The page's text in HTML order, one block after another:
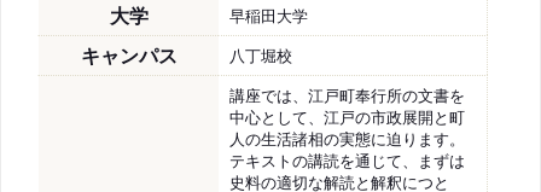
大学 早稲田大学
キャンパス 八丁堀校
講座では、江戸町奉行所の文書を
中心として、江戸の市政展開と町
人の生活諸相の実態に迫ります。
テキストの講読を通じて、まずは
史料の適切な解読と解釈につと